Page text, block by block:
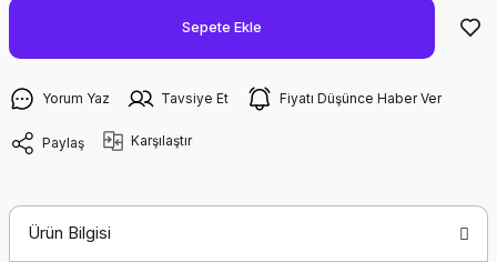
Sepete Ekle
Yorum Yaz Tavsiye Et Fiyatı Düşünce Haber Ver
Paylaş Karşılaştır
Ürün Bilgisi